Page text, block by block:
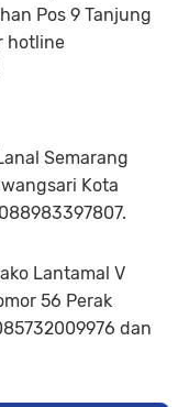
Pos 9 Tanjung
hotline
Semarang
Kota
Lantamal V
56 Perak
dan